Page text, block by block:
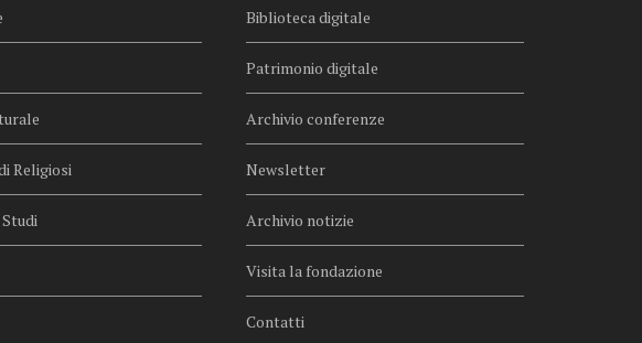
Religiosi
Biblioteca digitale
Patrimonio digitale
Archivio conferenze
Newsletter
Archivio notizie
Visita la fondazione
Contatti